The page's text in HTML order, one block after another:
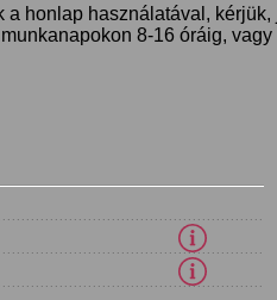
a honlap használatával,
8-16 óráig,